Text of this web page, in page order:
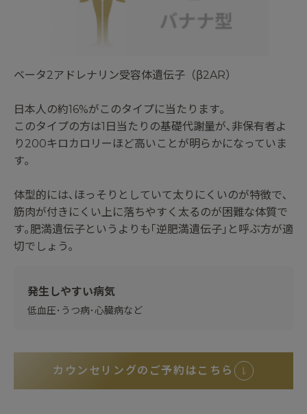
ベータ2アドレナリン受容体遺伝子（β2AR）
日本人の約16%がこのタイプに当たります｡
このタイプの方は1日当たりの基礎代謝量が､非保有者よ
り200キロカロリーほど高いことが明らかになっていま
す｡
体型的には､ほっそりとしていて太りにくいのが特徴で､
筋肉が付きにくい上に落ちやすく太るのが困難な体質で
す｡肥満遺伝子というよりも｢逆肥満遺伝子｣と呼ぶ方が適
切でしょう｡
発生しやすい病気
低血圧･うつ病･心臓病など
カウンセリングのご予約はこちら